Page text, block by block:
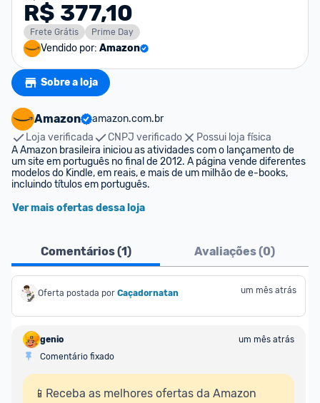
R$ 377,10
Frete Grátis Prime Day
Vendido por: Amazon
Sobre a loja
Amazon
amazon.com.br
Loja verificada
CNPJ verificado
Possui loja física
A Amazon brasileira iniciou as atividades com o lançamento de
um site em português no final de 2012. A página vende diferentes
modelos do Kindle, em reais, e mais de um milhão de e-books,
incluindo títulos em português.
Ver mais ofertas dessa loja
Comentários (1) Avaliações (0)
Oferta postada por Caçadornatan um mês atrás
genio
um mês atrás
Comentário fixado
📱Receba as melhores ofertas da Amazon